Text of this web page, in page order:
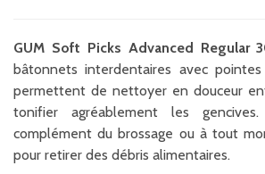
GUM Soft Picks Advanced Regular
bâtonnets interdentaires avec
permettent de nettoyer en douceur
tonifier agréablement les
complément du brossage ou à tout
pour retirer des débris alimentaires.